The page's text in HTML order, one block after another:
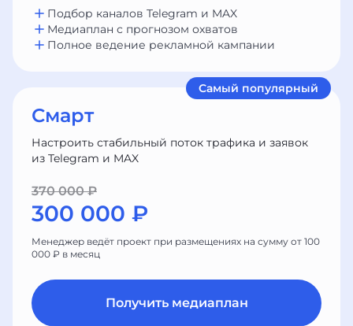
Подбор каналов Telegram и MAX
Медиаплан с прогнозом охватов
Полное ведение рекламной кампании
Самый популярный
Смарт
Настроить стабильный поток трафика и заявок
из Telegram и MAX
370 000 ₽
300 000 ₽
Менеджер ведёт проект при размещениях на сумму от 100
000 ₽ в месяц
Получить медиаплан